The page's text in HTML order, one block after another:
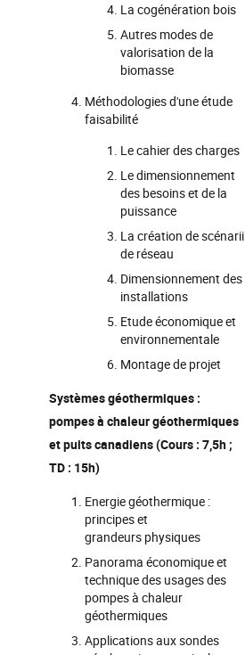
La cogénération bois
Autres modes de
valorisation de la
biomasse
Méthodologies d'une étude
faisabilité
Le cahier des charges
Le dimensionnement
des besoins et de la
puissance
La création de scénarii
de réseau
Dimensionnement des
installations
Etude économique et
environnementale
Montage de projet
Systèmes géothermiques :
pompes à chaleur géothermiques
et puits canadiens (Cours : 7,5h ;
TD : 15h)
Energie géothermique :
principes et
grandeurs physiques
Panorama économique et
technique des usages des
pompes à chaleur
géothermiques
Applications aux sondes